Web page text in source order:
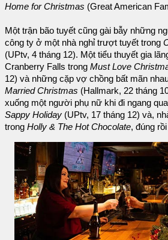
Home for Christmas (Great American
Một trận bão tuyết cũng gài bẫy những
công ty ở một nhà nghỉ trượt tuyết trong
(UPtv, 4 tháng 12). Một tiểu thuyết gia
Cranberry Falls trong Must Love
12) và những cặp vợ chồng bất mãn
Married Christmas (Hallmark, 22 tháng
xuống một người phụ nữ khi đi ngang
Sappy Holiday (UPtv, 17 tháng 12) và,
trong Holly & The Hot Chocolate, đúng